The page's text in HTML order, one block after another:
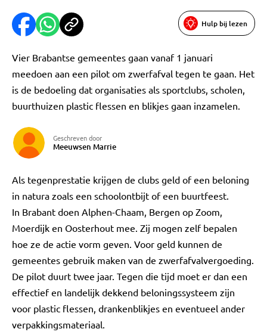
Hulp bij lezen
Vier Brabantse gemeentes gaan vanaf 1 januari
meedoen aan een pilot om zwerfafval tegen te gaan. Het
is de bedoeling dat organisaties als sportclubs, scholen,
buurthuizen plastic flessen en blikjes gaan inzamelen.
Geschreven door
Meeuwsen Marrie
Als tegenprestatie krijgen de clubs geld of een beloning
in natura zoals een schoolontbijt of een buurtfeest.
In Brabant doen Alphen-Chaam, Bergen op Zoom,
Moerdijk en Oosterhout mee. Zij mogen zelf bepalen
hoe ze de actie vorm geven. Voor geld kunnen de
gemeentes gebruik maken van de zwerfafvalvergoeding.
De pilot duurt twee jaar. Tegen die tijd moet er dan een
effectief en landelijk dekkend beloningssysteem zijn
voor plastic flessen, drankenblikjes en eventueel ander
verpakkingsmateriaal.